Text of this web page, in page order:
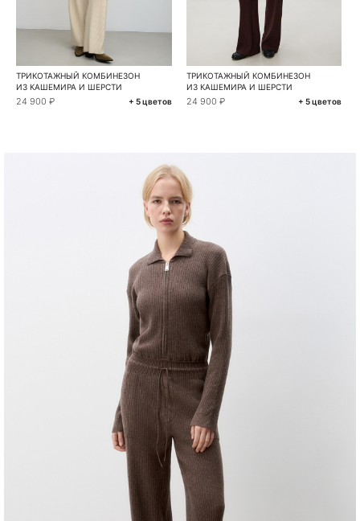
ТРИКОТАЖНЫЙ КОМБИНЕЗОН
ИЗ КАШЕМИРА И ШЕРСТИ
24 900 ₽ + 5 цветов
ТРИКОТАЖНЫЙ КОМБИНЕЗОН
ИЗ КАШЕМИРА И ШЕРСТИ
24 900 ₽ + 5 цветов